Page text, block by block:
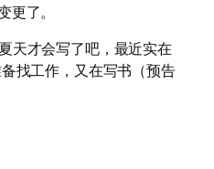
了。
天才会写了吧，最近实在
找工作，又在写书（预告